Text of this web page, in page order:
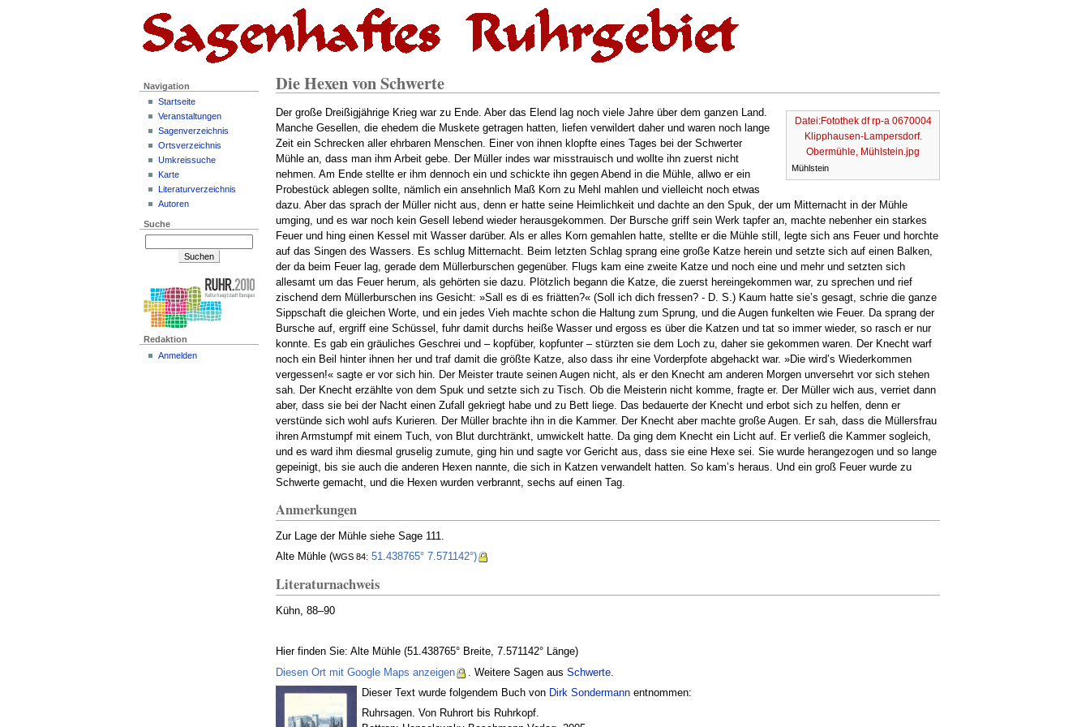
Die Hexen von Schwerte
Datei:Fotothek df rp-a 0670004
Klipphausen-Lampersdorf.
Obermühle, Mühlstein.jpg
Mühlstein
Der große Dreißigjährige Krieg war zu Ende. Aber das Elend lag noch viele Jahre über dem ganzen Land.
Manche Gesellen, die ehedem die Muskete getragen hatten, liefen verwildert daher und waren noch lange
Zeit ein Schrecken aller ehrbaren Menschen. Einer von ihnen klopfte eines Tages bei der Schwerter
Mühle an, dass man ihm Arbeit gebe. Der Müller indes war misstrauisch und wollte ihn zuerst nicht
nehmen. Am Ende stellte er ihm dennoch ein und schickte ihn gegen Abend in die Mühle, allwo er ein
Probestück ablegen sollte, nämlich ein ansehnlich Maß Korn zu Mehl mahlen und vielleicht noch etwas
dazu. Aber das sprach der Müller nicht aus, denn er hatte seine Heimlichkeit und dachte an den Spuk, der um Mitternacht in der Mühle
umging, und es war noch kein Gesell lebend wieder herausgekommen. Der Bursche griff sein Werk tapfer an, machte nebenher ein starkes
Feuer und hing einen Kessel mit Wasser darüber. Als er alles Korn gemahlen hatte, stellte er die Mühle still, legte sich ans Feuer und horchte
auf das Singen des Wassers. Es schlug Mitternacht. Beim letzten Schlag sprang eine große Katze herein und setzte sich auf einen Balken,
der da beim Feuer lag, gerade dem Müllerburschen gegenüber. Flugs kam eine zweite Katze und noch eine und mehr und setzten sich
allesamt um das Feuer herum, als gehörten sie dazu. Plötzlich begann die Katze, die zuerst hereingekommen war, zu sprechen und rief
zischend dem Müllerburschen ins Gesicht: »Sall es di es friätten?« (Soll ich dich fressen? - D. S.) Kaum hatte sieʼs gesagt, schrie die ganze
Sippschaft die gleichen Worte, und ein jedes Vieh machte schon die Haltung zum Sprung, und die Augen funkelten wie Feuer. Da sprang der
Bursche auf, ergriff eine Schüssel, fuhr damit durchs heiße Wasser und ergoss es über die Katzen und tat so immer wieder, so rasch er nur
konnte. Es gab ein gräuliches Geschrei und – kopfüber, kopfunter – stürzten sie dem Loch zu, daher sie gekommen waren. Der Knecht warf
noch ein Beil hinter ihnen her und traf damit die größte Katze, also dass ihr eine Vorderpfote abgehackt war. »Die wirdʼs Wiederkommen
vergessen!« sagte er vor sich hin. Der Meister traute seinen Augen nicht, als er den Knecht am anderen Morgen unversehrt vor sich stehen
sah. Der Knecht erzählte von dem Spuk und setzte sich zu Tisch. Ob die Meisterin nicht komme, fragte er. Der Müller wich aus, verriet dann
aber, dass sie bei der Nacht einen Zufall gekriegt habe und zu Bett liege. Das bedauerte der Knecht und erbot sich zu helfen, denn er
verstünde sich wohl aufs Kurieren. Der Müller brachte ihn in die Kammer. Der Knecht aber machte große Augen. Er sah, dass die Müllersfrau
ihren Armstumpf mit einem Tuch, von Blut durchtränkt, umwickelt hatte. Da ging dem Knecht ein Licht auf. Er verließ die Kammer sogleich,
und es ward ihm diesmal gruselig zumute, ging hin und sagte vor Gericht aus, dass sie eine Hexe sei. Sie wurde herangezogen und so lange
gepeinigt, bis sie auch die anderen Hexen nannte, die sich in Katzen verwandelt hatten. So kamʼs heraus. Und ein groß Feuer wurde zu
Schwerte gemacht, und die Hexen wurden verbrannt, sechs auf einen Tag.
Anmerkungen
Zur Lage der Mühle siehe Sage 111.
Alte Mühle (WGS 84: 51.438765° 7.571142°)
Literaturnachweis
Kühn, 88–90
Hier finden Sie: Alte Mühle (51.438765° Breite, 7.571142° Länge)
Diesen Ort mit Google Maps anzeigen
. Weitere Sagen aus Schwerte.
Dieser Text wurde folgendem Buch von Dirk Sondermannentnommen:
Ruhrsagen. Von Ruhrort bis Ruhrkopf.
Navigation
Startseite
Veranstaltungen
Sagenverzeichnis
Ortsverzeichnis
Umkreissuche
Karte
Literaturverzeichnis
Autoren
Suche
Redaktion
Anmelden